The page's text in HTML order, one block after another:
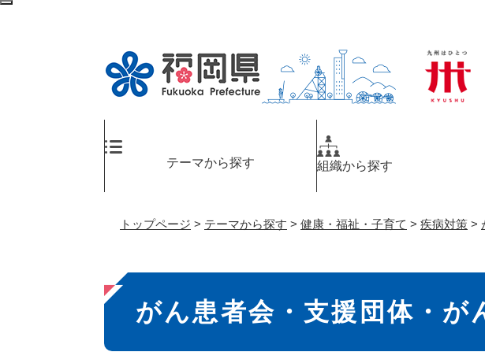
ペ
テーマから探す 組織から探す
トップページ > テーマから探す > 健康・福祉・子育て > 疾病対策 >
本
文
がん患者会・支援団体・が